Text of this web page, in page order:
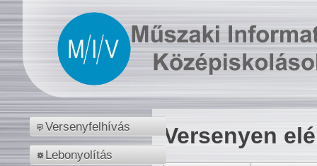
Versenyfelhívás
Lebonyolítás
Versenyen